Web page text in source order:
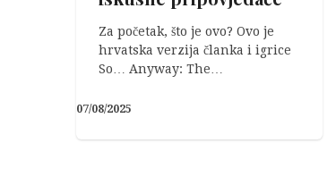
Za početak, što je ovo? Ovo je
hrvatska verzija članka i igrice
So… Anyway: The…
07/08/2025